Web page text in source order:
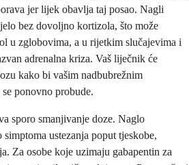
jer lijek obavlja taj posao. Nagli
bez dovoljno kortizola, što može
u zglobovima, a u rijetkim slučajevima i
adrenalna kriza. Vaš liječnik će
kako bi vašim nadbubrežnim
ponovno probude.
sporo smanjivanje doze. Naglo
ustezanja poput tjeskobe,
Za osobe koje uzimaju gabapentin za